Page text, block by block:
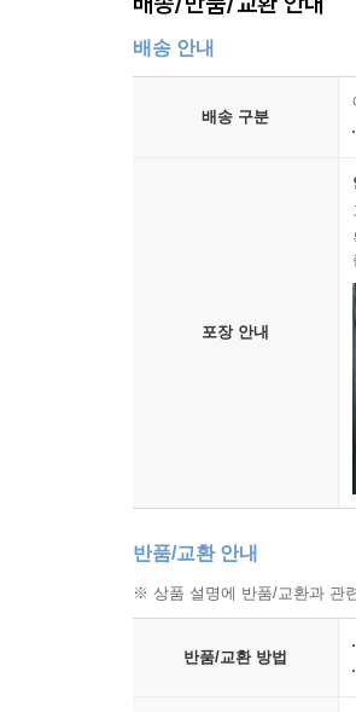
배송 안내
배송 구분
포장 안내
반품/교환 안내
※ 상품 설명에 반품/교환과 관
반품/교환 방법